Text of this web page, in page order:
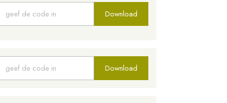
Download
Download